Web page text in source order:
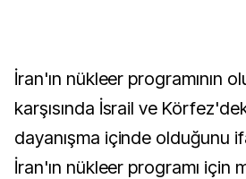
İran'ın nükleer programının
karşısında İsrail ve
dayanışma içinde olduğunu
İran'ın nükleer programı için